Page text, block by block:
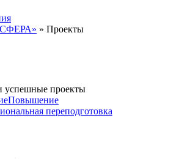
» Проекты
успешные проекты
Повышение
переподготовка